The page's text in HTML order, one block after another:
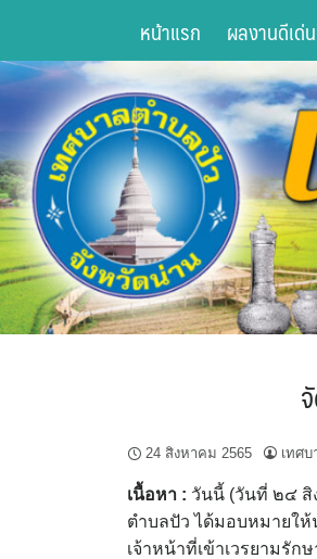
content
หน้าแรก ผลงานดีเด่น
24 สิงหาคม 2565 เทศบ
เนื้อหา : วันนี้ (วันที่ ๒๔
ตำบลปัว ได้มอบหมายให้
เจ้าหน้าที่เข้าเวรยามรั